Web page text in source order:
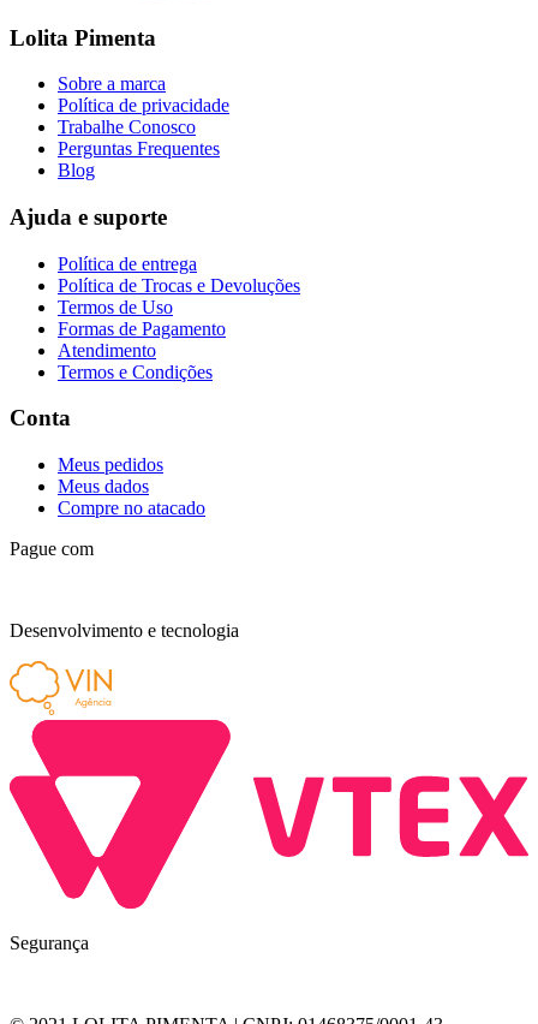
Lolita Pimenta
Sobre a marca
Política de privacidade
Trabalhe Conosco
Perguntas Frequentes
Blog
Ajuda e suporte
Política de entrega
Política de Trocas e Devoluções
Termos de Uso
Formas de Pagamento
Atendimento
Termos e Condições
Conta
Meus pedidos
Meus dados
Compre no atacado
Pague com
Desenvolvimento e tecnologia
Segurança